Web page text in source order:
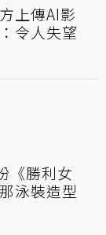
上傳AI影
令人失望
《勝利女
泳裝造型